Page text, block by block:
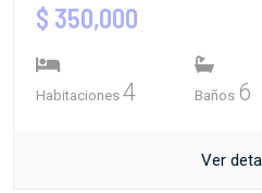
$ 350,000
Habitaciones 4 Baños 6
Ver